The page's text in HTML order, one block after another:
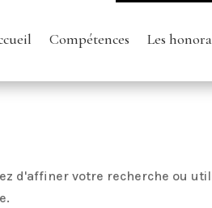
Compétences Les
d'affiner votre recherche ou